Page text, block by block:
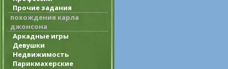
Прочие задания
похождения карла
джонсона
Аркадные игры
Девушки
Недвижимость
Парикмахерские